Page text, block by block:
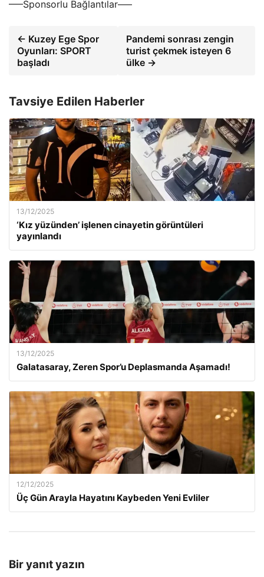
—–Sponsorlu Bağlantılar—–
← Kuzey Ege Spor
Oyunları: SPORT
başladı
Pandemi sonrası zengin
turist çekmek isteyen 6
ülke →
Tavsiye Edilen Haberler
13/12/2025
‘Kız yüzünden’ işlenen cinayetin görüntüleri
yayınlandı
13/12/2025
Galatasaray, Zeren Spor’u Deplasmanda Aşamadı!
12/12/2025
Üç Gün Arayla Hayatını Kaybeden Yeni Evliler
Bir yanıt yazın